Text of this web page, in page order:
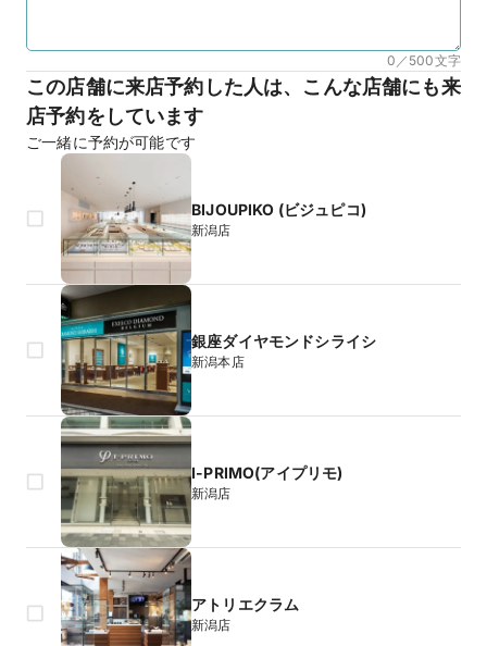
0／500文字
この店舗に来店予約した人は、こんな店舗にも来
店予約をしています
ご一緒に予約が可能です
BIJOUPIKO (ビジュピコ)
新潟店
銀座ダイヤモンドシライシ
新潟本店
I-PRIMO(アイプリモ)
新潟店
アトリエクラム
新潟店